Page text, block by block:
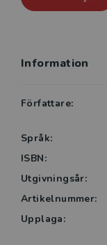
Information
Författare:
Språk:
ISBN:
Utgivningsår:
Artikelnummer:
Upplaga: